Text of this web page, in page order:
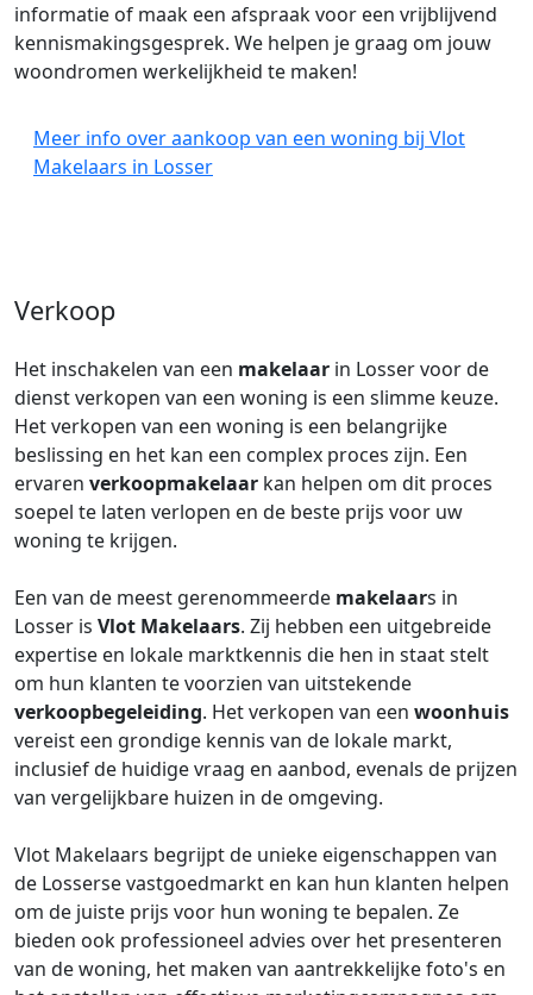
informatie of maak een afspraak voor een vrijblijvend
kennismakingsgesprek. We helpen je graag om jouw
woondromen werkelijkheid te maken!
Meer info over aankoop van een woning bij Vlot
Makelaars in Losser
Verkoop
Het inschakelen van een makelaar in Losser voor de
dienst verkopen van een woning is een slimme keuze.
Het verkopen van een woning is een belangrijke
beslissing en het kan een complex proces zijn. Een
ervaren verkoopmakelaar kan helpen om dit proces
soepel te laten verlopen en de beste prijs voor uw
woning te krijgen.
Een van de meest gerenommeerde makelaars in
Losser is Vlot Makelaars. Zij hebben een uitgebreide
expertise en lokale marktkennis die hen in staat stelt
om hun klanten te voorzien van uitstekende
verkoopbegeleiding. Het verkopen van een woonhuis
vereist een grondige kennis van de lokale markt,
inclusief de huidige vraag en aanbod, evenals de prijzen
van vergelijkbare huizen in de omgeving.
Vlot Makelaars begrijpt de unieke eigenschappen van
de Losserse vastgoedmarkt en kan hun klanten helpen
om de juiste prijs voor hun woning te bepalen. Ze
bieden ook professioneel advies over het presenteren
van de woning, het maken van aantrekkelijke foto's en